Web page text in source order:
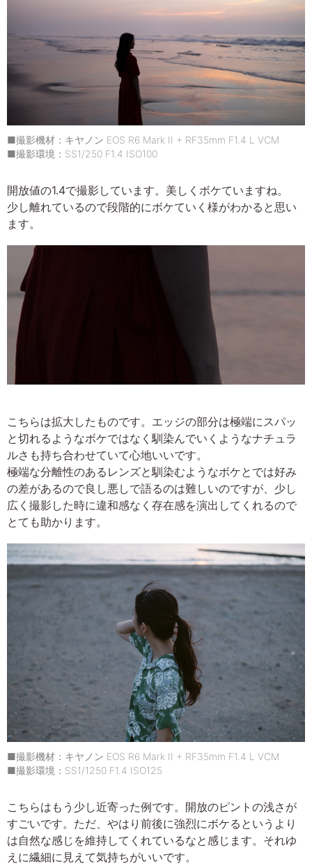
■撮影機材：キヤノン EOS R6 Mark II + RF35mm F1.4 L VCM
■撮影環境：SS1/250 F1.4 ISO100
開放値の1.4で撮影しています。美しくボケていますね。
少し離れているので段階的にボケていく様がわかると思い
ます。
こちらは拡大したものです。エッジの部分は極端にスパッ
と切れるようなボケではなく馴染んでいくようなナチュラ
ルさも持ち合わせていて心地いいです。
極端な分離性のあるレンズと馴染むようなボケとでは好み
の差があるので良し悪しで語るのは難しいのですが、少し
広く撮影した時に違和感なく存在感を演出してくれるので
とても助かります。
■撮影機材：キヤノン EOS R6 Mark II + RF35mm F1.4 L VCM
■撮影環境：SS1/1250 F1.4 ISO125
こちらはもう少し近寄った例です。開放のピントの浅さが
すごいです。ただ、やはり前後に強烈にボケるというより
は自然な感じを維持してくれているなと感じます。それゆ
えに繊細に見えて気持ちがいいです。